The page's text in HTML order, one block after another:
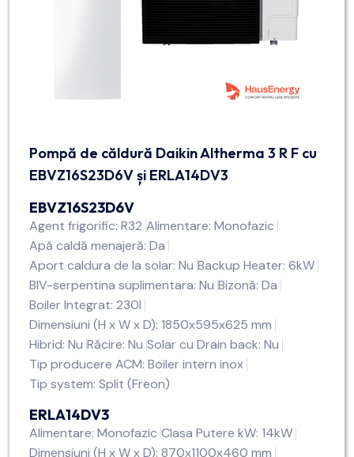
Pompă de căldură Daikin Altherma 3 R F cu
EBVZ16S23D6V și ERLA14DV3
EBVZ16S23D6V
Agent frigorific: R32 Alimentare: Monofazic
Apă caldă menajeră: Da
Aport caldura de la solar: Nu Backup Heater: 6kW
BIV-serpentina suplimentara: Nu Bizonă: Da
Boiler Integrat: 230l
Dimensiuni (H x W x D): 1850x595x625 mm
Hibrid: Nu Răcire: Nu Solar cu Drain back: Nu
Tip producere ACM: Boiler intern inox
Tip system: Split (Freon)
ERLA14DV3
Alimentare: Monofazic Clasa Putere kW: 14kW
Dimensiuni (H x W x D): 870x1100x460 mm